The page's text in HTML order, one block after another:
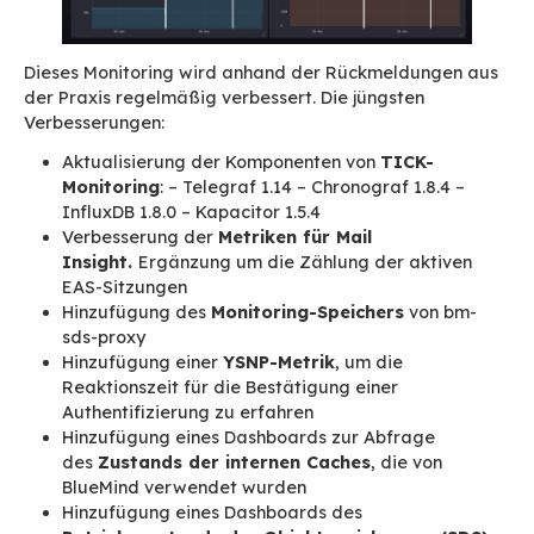
Verwendung von systemd für das bm-
Hinzufügung der Unterstützung von
Die Verbesserung der Performance
Komponente wird nicht mehr verwendet
automatisch gelöscht.
external-urlwird künftig nicht mehr per
/etc/bm/bm.ini konfiguriert. Der Wert
Datenbank über die Verwaltungskonsole
cli sysconf geändert.
Die Standarddomänewird künftig nicht
/etc/bm/bm.ini konfiguriert. Die Änderung
Werts „Standarddomäne“ wird künftig
Neustart berücksichtigt.
Automatische Verwaltung einer
Domänefür jede Domäne, um spätere
an den Domänen (Namensänderung usw.)
vereinfachen